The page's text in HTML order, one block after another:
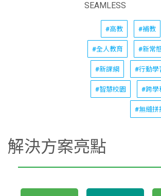
SEAMLESS
#高教 #補教
#全人教育 #新常
#新課綱 #行動學
#智慧校園 #跨學
#無縫拼
解決方案亮點